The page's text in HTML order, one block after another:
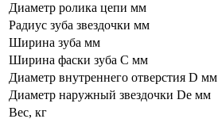
Диаметр ролика цепи мм
Радиус зуба звездочки мм
Ширина зуба мм
Ширина фаски зуба C мм
Диаметр внутреннего отверстия D мм
Диаметр наружный звездочки De мм
Вес, кг